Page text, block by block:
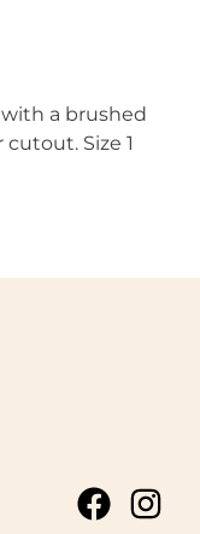
a brushed
Size 1